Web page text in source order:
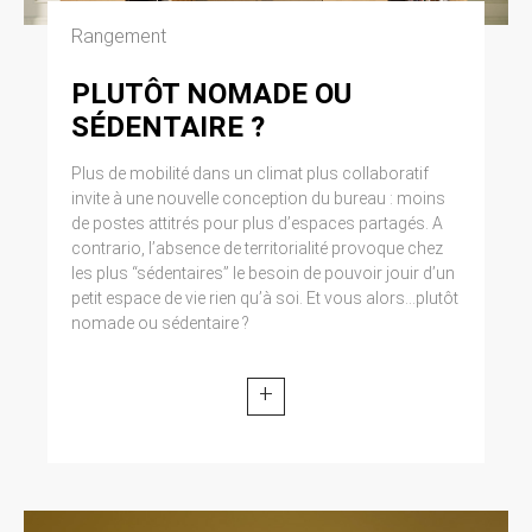
Rangement
PLUTÔT NOMADE OU
SÉDENTAIRE ?
Plus de mobilité dans un climat plus collaboratif
invite à une nouvelle conception du bureau : moins
de postes attitrés pour plus d’espaces partagés. A
contrario, l’absence de territorialité provoque chez
les plus “sédentaires” le besoin de pouvoir jouir d’un
petit espace de vie rien qu’à soi. Et vous alors...plutôt
nomade ou sédentaire ?
+
pictogramme de menu (symbolisé par trois
Cliquez sur Afficher les paramètres avancés.
Dans la section ‘Confidentialité’, cliquez sur
préférences. Dans l’onglet ‘Confidentialité’,
9. DROIT APPLICABLE ET
ATTRIBUTION DE
JURIDICTION.
Tout litige en relation avec l’utilisation du site
tribunaux compétents de Paris.